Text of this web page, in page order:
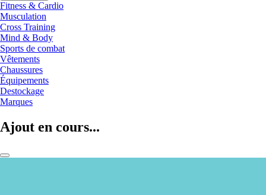
Fitness & Cardio
Musculation
Cross Training
Mind & Body
Sports de combat
Vêtements
Chaussures
Équipements
Destockage
Marques
Ajout en cours...